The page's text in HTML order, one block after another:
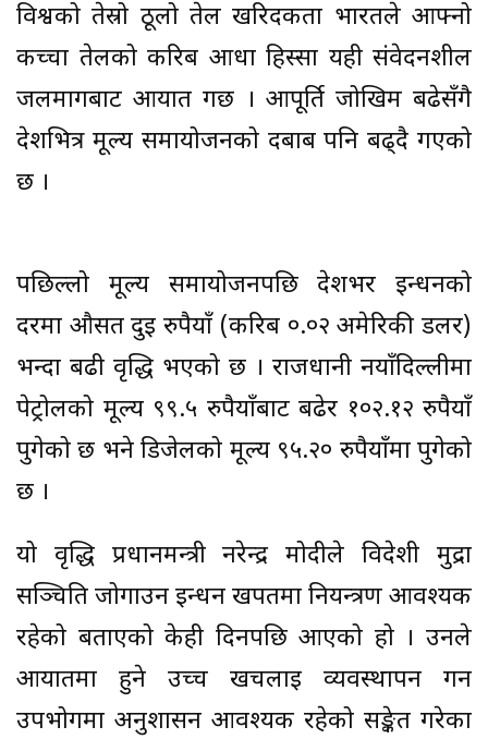
विश्वको तेस्रो ठूलो तेल खरिदकर्ता भारतले आफ्नो
कच्चा तेलको करिब आधा हिस्सा यही संवेदनशील
जलमार्गबाट आयात गर्छ । आपूर्ति जोखिम बढेसँगै
देशभित्र मूल्य समायोजनको दबाब पनि बढ्दै गएको
छ ।
पछिल्लो मूल्य समायोजनपछि देशभर इन्धनको
दरमा औसत दुई रुपैयाँ (करिब ०.०२ अमेरिकी डलर)
भन्दा बढी वृद्धि भएको छ । राजधानी नयाँदिल्लीमा
पेट्रोलको मूल्य ९९.५ रुपैयाँबाट बढेर १०२.१२ रुपैयाँ
पुगेको छ भने डिजेलको मूल्य ९५.२० रुपैयाँमा पुगेको
छ ।
यो वृद्धि प्रधानमन्त्री नरेन्द्र मोदीले विदेशी मुद्रा
सञ्चिति जोगाउन इन्धन खपतमा नियन्त्रण आवश्यक
रहेको बताएको केही दिनपछि आएको हो । उनले
आयातमा हुने उच्च खर्चलाई व्यवस्थापन गर्न
उपभोगमा अनुशासन आवश्यक रहेको सङ्केत गरेका